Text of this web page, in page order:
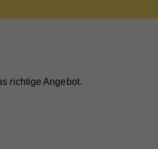
richtige Angebot.